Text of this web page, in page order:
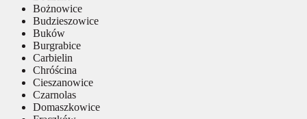
Bożnowice
Budzieszowice
Buków
Burgrabice
Carbielin
Chróścina
Cieszanowice
Czarnolas
Domaszkowice